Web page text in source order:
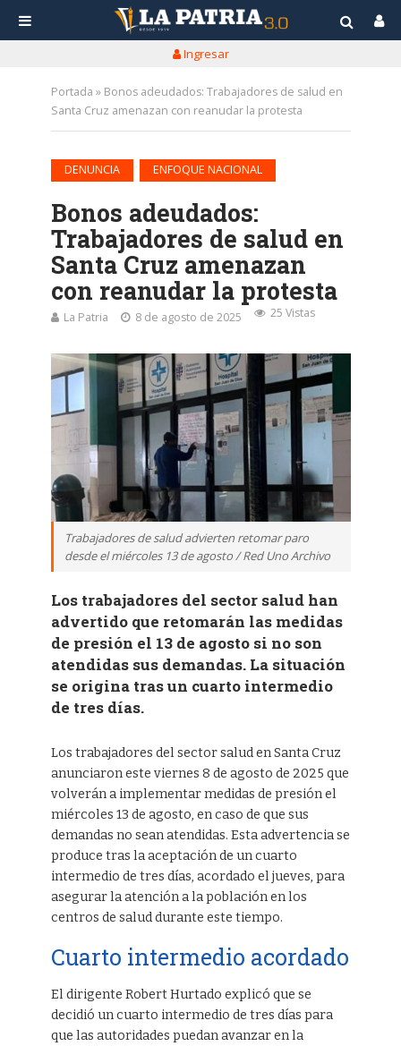
Ingresar
Portada » Bonos adeudados: Trabajadores de salud en
Santa Cruz amenazan con reanudar la protesta
DENUNCIA ENFOQUE NACIONAL
Bonos adeudados:
Trabajadores de salud en
Santa Cruz amenazan
con reanudar la protesta
La Patria 8 de agosto de 2025 25 Vistas
Trabajadores de salud advierten retomar paro
desde el miércoles 13 de agosto / Red Uno Archivo
Los trabajadores del sector salud han
advertido que retomarán las medidas
de presión el 13 de agosto si no son
atendidas sus demandas. La situación
se origina tras un cuarto intermedio
de tres días.
Los trabajadores del sector salud en Santa Cruz
anunciaron este viernes 8 de agosto de 2025 que
volverán a implementar medidas de presión el
miércoles 13 de agosto, en caso de que sus
demandas no sean atendidas. Esta advertencia se
produce tras la aceptación de un cuarto
intermedio de tres días, acordado el jueves, para
asegurar la atención a la población en los
centros de salud durante este tiempo.
Cuarto intermedio acordado
El dirigente Robert Hurtado explicó que se
decidió un cuarto intermedio de tres días para
que las autoridades puedan avanzar en la